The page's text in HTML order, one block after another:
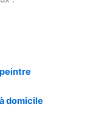
peintre
domicile